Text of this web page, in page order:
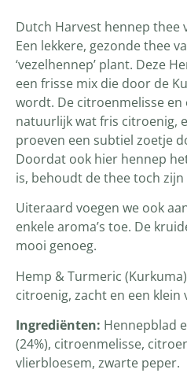
Dutch Harvest hennep thee
Een lekkere, gezonde thee
‘vezelhennep’ plant. Deze
een frisse mix die door de
wordt. De citroenmelisse en
natuurlijk wat fris citroenig,
proeven een subtiel zoetje
Doordat ook hier hennep
is, behoudt de thee toch
Uiteraard voegen we ook
enkele aroma’s toe. De
mooi genoeg.
Hemp & Turmeric
citroenig, zacht en een klein
Ingrediënten: Hennepblad
(24%), citroenmelisse,
vlierbloesem, zwarte peper.